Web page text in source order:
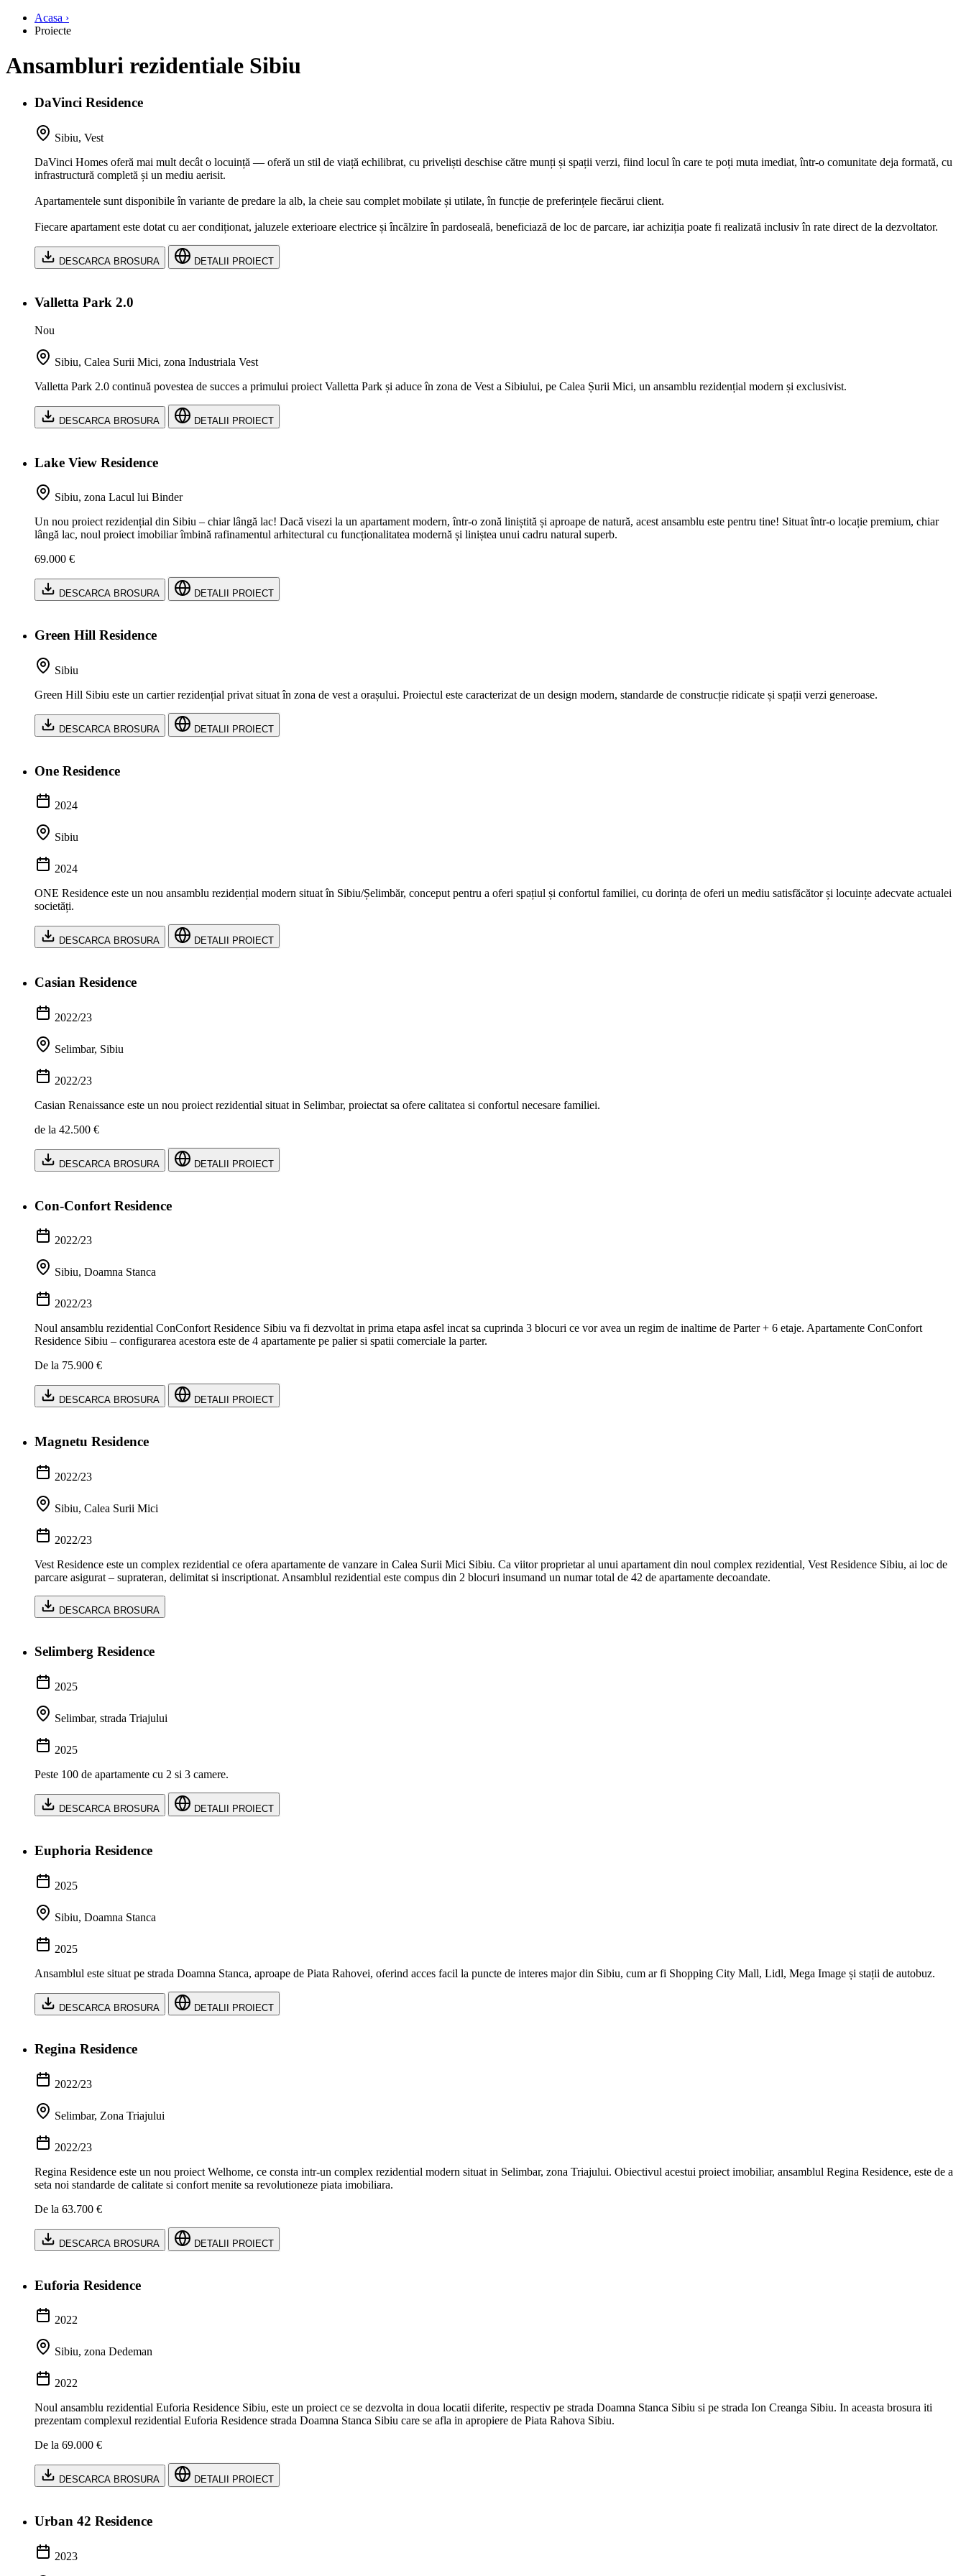
Acasa ›
Proiecte
Ansambluri rezidentiale Sibiu
DaVinci Residence
Sibiu, Vest
DaVinci Homes oferă mai mult decât o locuință — oferă un stil de viață echilibrat, cu priveliști deschise către munți și spații verzi, fiind locul în care te poți muta imediat, într-o comunitate deja formată, cu
infrastructură completă și un mediu aerisit.
Apartamentele sunt disponibile în variante de predare la alb, la cheie sau complet mobilate și utilate, în funcție de preferințele fiecărui client.
Fiecare apartament este dotat cu aer condiționat, jaluzele exterioare electrice și încălzire în pardoseală, beneficiază de loc de parcare, iar achiziția poate fi realizată inclusiv în rate direct de la dezvoltator.
DESCARCA BROSURA DETALII PROIECT
Valletta Park 2.0
Nou
Sibiu, Calea Surii Mici, zona Industriala Vest
Valletta Park 2.0 continuă povestea de succes a primului proiect Valletta Park și aduce în zona de Vest a Sibiului, pe Calea Șurii Mici, un ansamblu rezidențial modern și exclusivist.
DESCARCA BROSURA DETALII PROIECT
Lake View Residence
Sibiu, zona Lacul lui Binder
Un nou proiect rezidențial din Sibiu – chiar lângă lac! Dacă visezi la un apartament modern, într-o zonă liniștită și aproape de natură, acest ansamblu este pentru tine! Situat într-o locație premium, chiar
lângă lac, noul proiect imobiliar îmbină rafinamentul arhitectural cu funcționalitatea modernă și liniștea unui cadru natural superb.
69.000 €
DESCARCA BROSURA DETALII PROIECT
Green Hill Residence
Sibiu
Green Hill Sibiu este un cartier rezidențial privat situat în zona de vest a orașului. Proiectul este caracterizat de un design modern, standarde de construcție ridicate și spații verzi generoase.
DESCARCA BROSURA DETALII PROIECT
One Residence
2024
Sibiu
2024
ONE Residence este un nou ansamblu rezidențial modern situat în Sibiu/Șelimbăr, conceput pentru a oferi spațiul și confortul familiei, cu dorința de oferi un mediu satisfăcător și locuințe adecvate actualei
societăți.
DESCARCA BROSURA DETALII PROIECT
Casian Residence
2022/23
Selimbar, Sibiu
2022/23
Casian Renaissance este un nou proiect rezidential situat in Selimbar, proiectat sa ofere calitatea si confortul necesare familiei.
de la 42.500 €
DESCARCA BROSURA DETALII PROIECT
Con-Confort Residence
2022/23
Sibiu, Doamna Stanca
2022/23
Noul ansamblu rezidential ConConfort Residence Sibiu va fi dezvoltat in prima etapa asfel incat sa cuprinda 3 blocuri ce vor avea un regim de inaltime de Parter + 6 etaje. Apartamente ConConfort
Residence Sibiu – configurarea acestora este de 4 apartamente pe palier si spatii comerciale la parter.
De la 75.900 €
DESCARCA BROSURA DETALII PROIECT
Magnetu Residence
2022/23
Sibiu, Calea Surii Mici
2022/23
Vest Residence este un complex rezidential ce ofera apartamente de vanzare in Calea Surii Mici Sibiu. Ca viitor proprietar al unui apartament din noul complex rezidential, Vest Residence Sibiu, ai loc de
parcare asigurat – suprateran, delimitat si inscriptionat. Ansamblul rezidential este compus din 2 blocuri insumand un numar total de 42 de apartamente decoandate.
DESCARCA BROSURA
Selimberg Residence
2025
Selimbar, strada Triajului
2025
Peste 100 de apartamente cu 2 si 3 camere.
DESCARCA BROSURA DETALII PROIECT
Euphoria Residence
2025
Sibiu, Doamna Stanca
2025
Ansamblul este situat pe strada Doamna Stanca, aproape de Piata Rahovei, oferind acces facil la puncte de interes major din Sibiu, cum ar fi Shopping City Mall, Lidl, Mega Image și stații de autobuz.
DESCARCA BROSURA DETALII PROIECT
Regina Residence
2022/23
Selimbar, Zona Triajului
2022/23
Regina Residence este un nou proiect Welhome, ce consta intr-un complex rezidential modern situat in Selimbar, zona Triajului. Obiectivul acestui proiect imobiliar, ansamblul Regina Residence, este de a
seta noi standarde de calitate si confort menite sa revolutioneze piata imobiliara.
De la 63.700 €
DESCARCA BROSURA DETALII PROIECT
Euforia Residence
2022
Sibiu, zona Dedeman
2022
Noul ansamblu rezidential Euforia Residence Sibiu, este un proiect ce se dezvolta in doua locatii diferite, respectiv pe strada Doamna Stanca Sibiu si pe strada Ion Creanga Sibiu. In aceasta brosura iti
prezentam complexul rezidential Euforia Residence strada Doamna Stanca Sibiu care se afla in apropiere de Piata Rahova Sibiu.
De la 69.000 €
DESCARCA BROSURA DETALII PROIECT
Urban 42 Residence
2023